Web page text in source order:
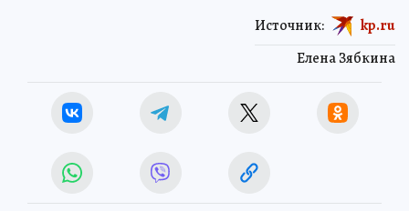
Елена Зябкина
Источник: kp.ru